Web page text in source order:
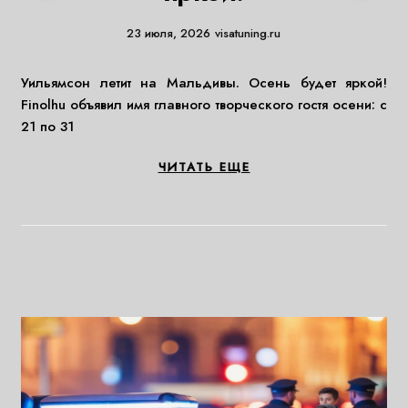
23 июля, 2026 visatuning.ru
Уильямсон летит на Мальдивы. Осень будет яркой!
Finolhu объявил имя главного творческого гостя осени: с
21 по 31
ЧИТАТЬ ЕЩЕ